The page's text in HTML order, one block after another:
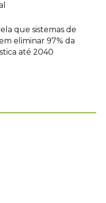
que sistemas de
eliminar 97% da
até 2040